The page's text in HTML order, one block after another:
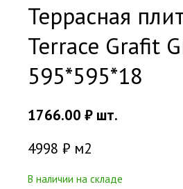
Террасная
Terrace Grafit
595*595*18
1766.00₽ шт.
4998 ₽ м2
В наличии на складе